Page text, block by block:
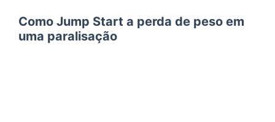
Como Jump Start a perda de peso em
uma paralisação